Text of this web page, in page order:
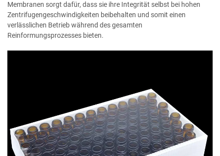
Membranen sorgt dafür, dass sie ihre Integrität selbst bei hohen
Zentrifugengeschwindigkeiten beibehalten und somit einen
verlässlichen Betrieb während des gesamten
Reinformungsprozesses bieten.